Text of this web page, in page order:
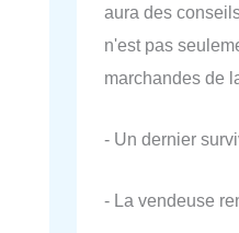
aura des
n'est pas
marchandes de
- Un dernier
- La vendeuse